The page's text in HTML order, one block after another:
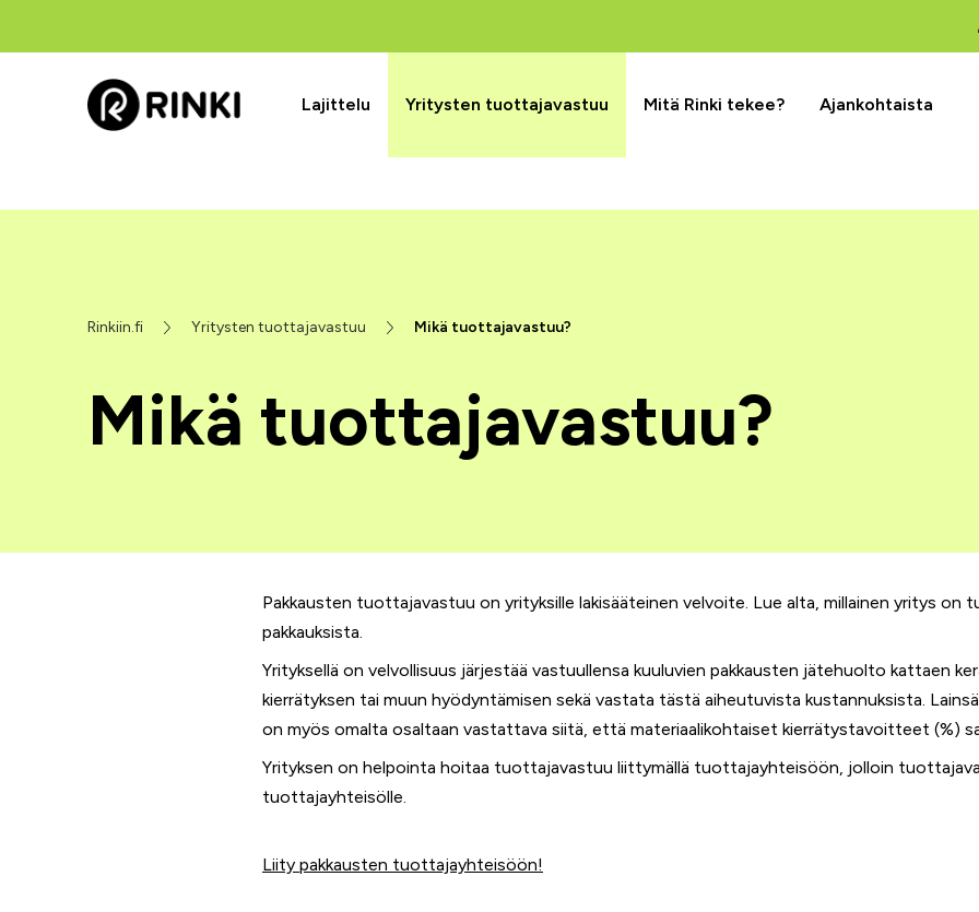
Lajittelu Yritysten tuottajavastuu Mitä Rinki tekee? Ajankohtaista
Mikä tuottajavastuu?
Rinkiin.fi Yritysten tuottajavastuu Mikä tuottajavastuu?
Pakkausten tuottajavastuu on yrityksille lakisääteinen velvoite. Lue alta, millainen yritys on
pakkauksista.
Yrityksellä on velvollisuus järjestää vastuullensa kuuluvien pakkausten jätehuolto kattaen
kierrätyksen tai muun hyödyntämisen sekä vastata tästä aiheutuvista kustannuksista.
on myös omalta osaltaan vastattava siitä, että materiaalikohtaiset kierrätystavoitteet (%)
Yrityksen on helpointa hoitaa tuottajavastuu liittymällä tuottajayhteisöön, jolloin
tuottajayhteisölle.
Liity pakkausten tuottajayhteisöön!